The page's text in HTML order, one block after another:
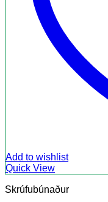
Add to wishlist
Quick View
Skrúfubúnaður